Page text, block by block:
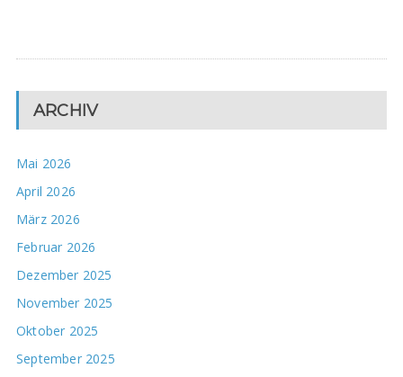
ARCHIV
Mai 2026
April 2026
März 2026
Februar 2026
Dezember 2025
November 2025
Oktober 2025
September 2025